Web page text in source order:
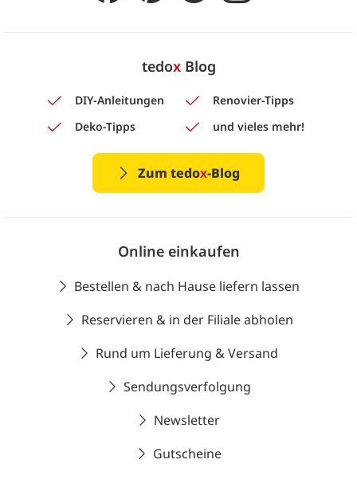
tedoxBlog
DIY-Anleitungen
Renovier-Tipps
Deko-Tipps
und vieles mehr!
Zum tedox-Blog
Online einkaufen
Bestellen & nach Hause liefern lassen
Reservieren & in der Filiale abholen
Rund um Lieferung & Versand
Sendungsverfolgung
Newsletter
Gutscheine